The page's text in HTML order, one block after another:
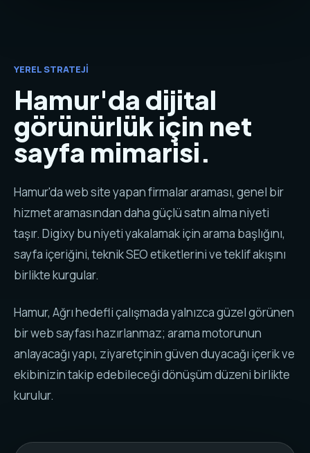
YEREL STRATEJI
Hamur'da dijital
görünürlük için net
sayfa mimarisi.
Hamur'da web site yapan firmalar araması, genel bir
hizmet aramasından daha güçlü satın alma niyeti
taşır. Digixy bu niyeti yakalamak için arama başlığını,
sayfa içeriğini, teknik SEO etiketlerini ve teklif akışını
birlikte kurgular.
Hamur, Ağrı hedefli çalışmada yalnızca güzel görünen
bir web sayfası hazırlanmaz; arama motorunun
anlayacağı yapı, ziyaretçinin güven duyacağı içerik ve
ekibinizin takip edebileceği dönüşüm düzeni birlikte
kurulur.